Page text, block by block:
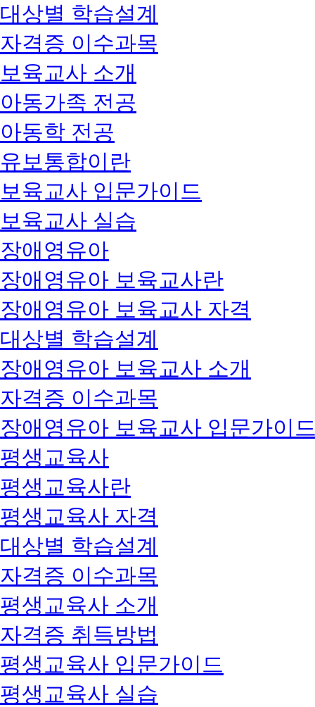
대상별 학습설계
자격증 이수과목
보육교사 소개
아동가족 전공
아동학 전공
유보통합이란
보육교사 입문가이드
보육교사 실습
장애영유아
장애영유아 보육교사란
장애영유아 보육교사 자격
대상별 학습설계
장애영유아 보육교사 소개
자격증 이수과목
장애영유아 보육교사 입문가이
평생교육사
평생교육사란
평생교육사 자격
대상별 학습설계
자격증 이수과목
평생교육사 소개
자격증 취득방법
평생교육사 입문가이드
평생교육사 실습